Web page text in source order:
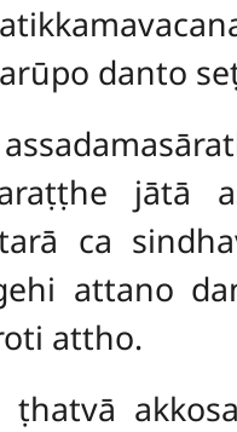
danto
jātā
ca
attano
attho.
ṭhatvā